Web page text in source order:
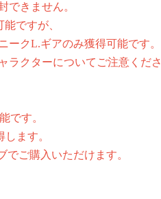
できません。
ですが、
クL.ギアのみ獲得可能です。
ラクターについてご注意くださ
です。
ます。
ご購入いただけます。